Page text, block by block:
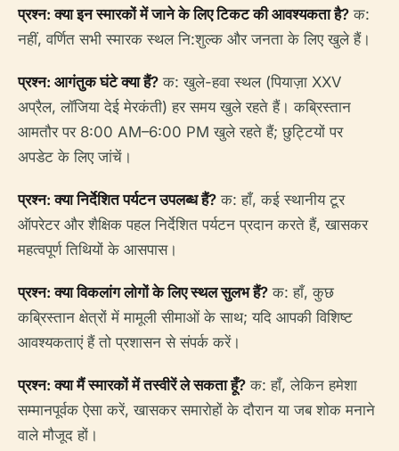
प्रश्न: क्या इन स्मारकों में जाने के लिए टिकट की आवश्यकता है? क:
नहीं, वर्णित सभी स्मारक स्थल नि:शुल्क और जनता के लिए खुले हैं।
प्रश्न: आगंतुक घंटे क्या हैं? क: खुले-हवा स्थल (पियाज़ा XXV
अप्रैल, लॉजिया देई मेरकंती) हर समय खुले रहते हैं। कब्रिस्तान
आमतौर पर 8:00 AM–6:00 PM खुले रहते हैं; छुट्टियों पर
अपडेट के लिए जांचें।
प्रश्न: क्या निर्देशित पर्यटन उपलब्ध हैं? क: हाँ, कई स्थानीय टूर
ऑपरेटर और शैक्षिक पहल निर्देशित पर्यटन प्रदान करते हैं, खासकर
महत्वपूर्ण तिथियों के आसपास।
प्रश्न: क्या विकलांग लोगों के लिए स्थल सुलभ हैं? क: हाँ, कुछ
कब्रिस्तान क्षेत्रों में मामूली सीमाओं के साथ; यदि आपकी विशिष्ट
आवश्यकताएं हैं तो प्रशासन से संपर्क करें।
प्रश्न: क्या मैं स्मारकों में तस्वीरें ले सकता हूँ? क: हाँ, लेकिन हमेशा
सम्मानपूर्वक ऐसा करें, खासकर समारोहों के दौरान या जब शोक मनाने
वाले मौजूद हों।